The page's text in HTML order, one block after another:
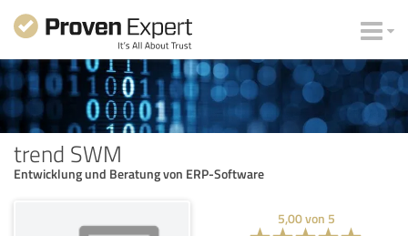
trend SWM
Entwicklung und Beratung von ERP-Software
5,00von 5